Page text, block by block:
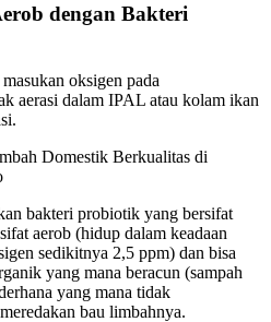
dengan Bakteri
oksigen pada
aerasi dalam IPAL atau kolam ikan
bakteri probiotik yang bersifat
aerob (hidup dalam keadaan
sedikitnya 2,5 ppm) dan bisa
yang mana beracun (sampah
yang mana tidak
bau limbahnya.